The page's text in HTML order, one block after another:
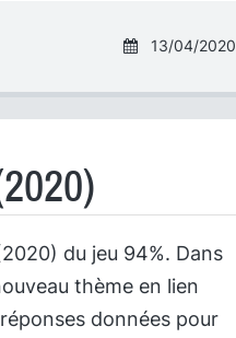
13/04/2020
du jeu 94%. Dans
thème en lien
données pour